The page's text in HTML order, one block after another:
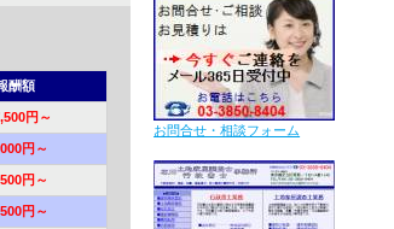
酬額
円～
円～
円～
円～
お問合せ・相談フォーム